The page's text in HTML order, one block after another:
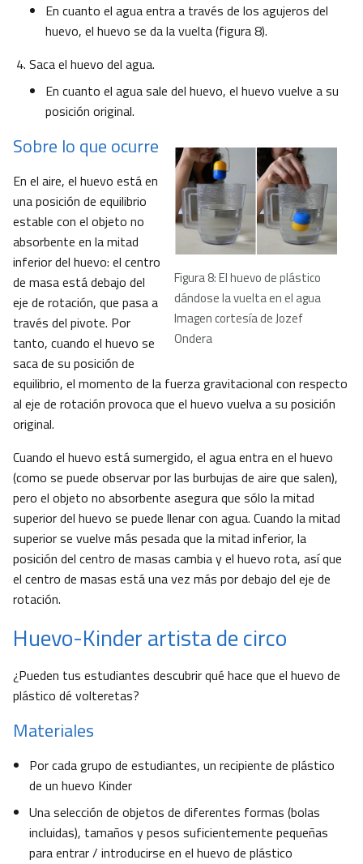
En cuanto el agua entra a través de los agujeros del
huevo, el huevo se da la vuelta (figura 8).
Saca el huevo del agua.
En cuanto el agua sale del huevo, el huevo vuelve a su
posición original.
Figura 8: El huevo de plástico
dándose la vuelta en el agua
Imagen cortesía de Jozef
Ondera
Sobre lo que ocurre
En el aire, el huevo está en
una posición de equilibrio
estable con el objeto no
absorbente en la mitad
inferior del huevo: el centro
de masa está debajo del
eje de rotación, que pasa a
través del pivote. Por
tanto, cuando el huevo se
saca de su posición de
equilibrio, el momento de la fuerza gravitacional con respecto
al eje de rotación provoca que el huevo vuelva a su posición
original.
Cuando el huevo está sumergido, el agua entra en el huevo
(como se puede observar por las burbujas de aire que salen),
pero el objeto no absorbente asegura que sólo la mitad
superior del huevo se puede llenar con agua. Cuando la mitad
superior se vuelve más pesada que la mitad inferior, la
posición del centro de masas cambia y el huevo rota, así que
el centro de masas está una vez más por debajo del eje de
rotación.
Huevo-Kinder artista de circo
¿Pueden tus estudiantes descubrir qué hace que el huevo de
plástico dé volteretas?
Materiales
Por cada grupo de estudiantes, un recipiente de plástico
de un huevo Kinder
Una selección de objetos de diferentes formas (bolas
incluidas), tamaños y pesos suficientemente pequeñas
para entrar / introducirse en el huevo de plástico